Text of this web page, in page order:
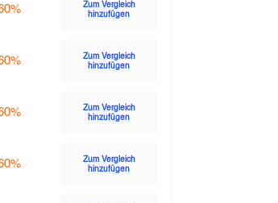
Zum Vergleich
hinzufügen
Zum Vergleich
hinzufügen
Zum Vergleich
hinzufügen
Zum Vergleich
hinzufügen